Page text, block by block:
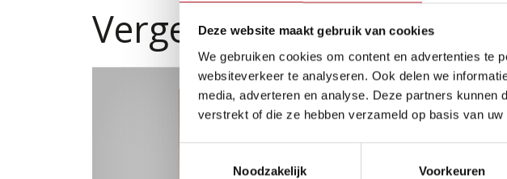
Deze website maakt gebruik van cookies
We gebruiken cookies om content en advertenties te
websiteverkeer te analyseren. Ook delen we
media, adverteren en analyse. Deze partners kunnen
verstrekt of die ze hebben verzameld op basis van
Noodzakelijk
Voorkeuren
Vergelijkbare producten